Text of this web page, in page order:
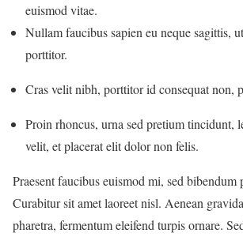
euismod vitae.
Nullam faucibus sapien eu neque sagittis,
porttitor.
Cras velit nibh, porttitor id consequat non,
Proin rhoncus, urna sed pretium tincidunt,
velit, et placerat elit dolor non felis.
Praesent faucibus euismod mi, sed bibendum
Curabitur sit amet laoreet nisl. Aenean
pharetra, fermentum eleifend turpis ornare.